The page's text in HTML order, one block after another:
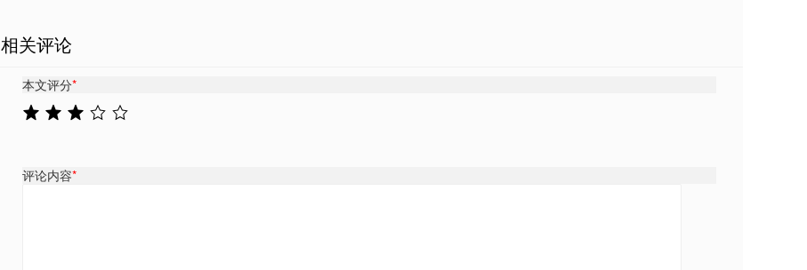
相关评论
本文评分*
评论内容*